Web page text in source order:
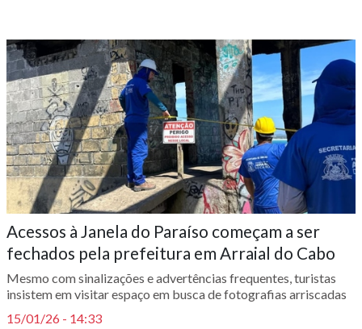
Acessos à Janela do Paraíso começam a ser
fechados pela prefeitura em Arraial do Cabo
Mesmo com sinalizações e advertências frequentes, turistas
insistem em visitar espaço em busca de fotografias arriscadas
15/01/26 - 14:33